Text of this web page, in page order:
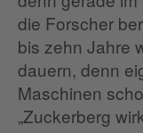
die Forscher
bis zehn Jahre
dauern, denn
Maschinen
„Zuckerberg